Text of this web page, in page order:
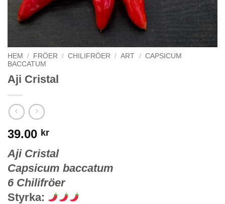
HEM / FRÖER / CHILIFRÖER / ART / CAPSICUM
BACCATUM
Aji Cristal
39.00 kr
Aji Cristal
Capsicum baccatum
6 Chilifröer
Styrka: